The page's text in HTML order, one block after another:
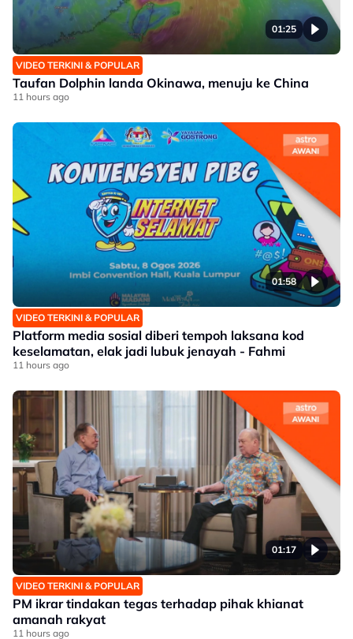
01:25
VIDEO TERKINI & POPULAR
Taufan Dolphin landa Okinawa, menuju ke China
11 hours ago
01:58
VIDEO TERKINI & POPULAR
Platform media sosial diberi tempoh laksana kod
keselamatan, elak jadi lubuk jenayah - Fahmi
11 hours ago
01:17
VIDEO TERKINI & POPULAR
PM ikrar tindakan tegas terhadap pihak khianat
amanah rakyat
11 hours ago